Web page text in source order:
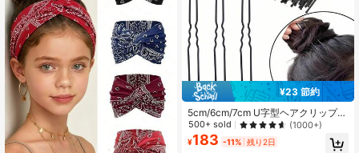
¥23 節約
5cm/6cm/7cm U字型ヘアクリップ、
黒色インビジブルお団子ヘアクリッ
プ、メイクアップ固定お団子ヘアス
タイルに適した黒色U字型ヘアピン
500+ sold (1000+)
¥183 -11% 残り2日